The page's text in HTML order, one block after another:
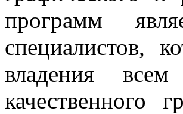
программ
специалистов,
владения
качественного